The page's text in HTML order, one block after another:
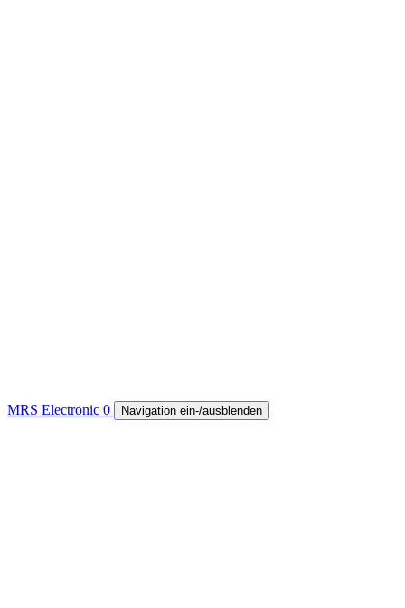
MRS Electronic 0 Navigation ein-/ausblenden